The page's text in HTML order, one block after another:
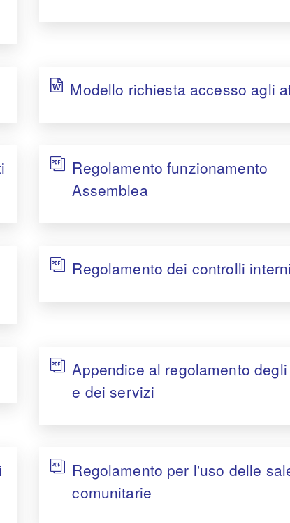
Modello richiesta accesso agli
Regolamento funzionamento
Assemblea
Regolamento dei controlli
Appendice al regolamento
e dei servizi
Regolamento per l'uso delle
comunitarie